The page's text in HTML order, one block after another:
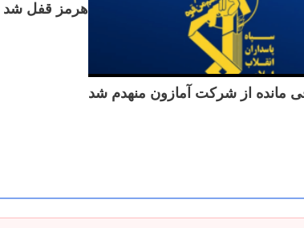
مانده از شرکت آمازون منهدم شد
هرمز قفل شد